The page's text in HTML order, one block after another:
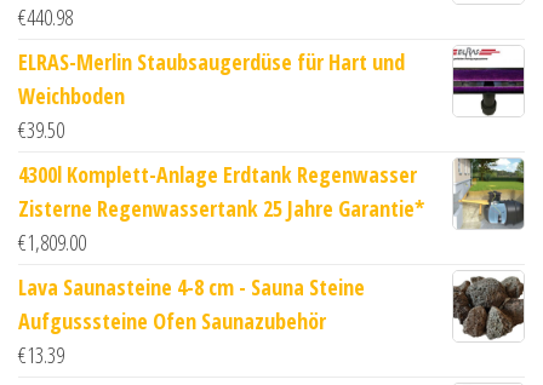
€440.98
ELRAS-Merlin Staubsaugerdüse für Hart und
Weichboden
€39.50
4300l Komplett-Anlage Erdtank Regenwasser
Zisterne Regenwassertank 25 Jahre Garantie*
€1,809.00
Lava Saunasteine 4-8 cm - Sauna Steine
Aufgusssteine Ofen Saunazubehör
€13.39